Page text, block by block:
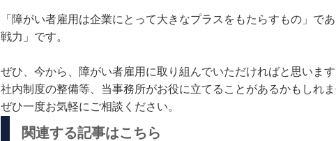
「障がい者雇用は企業にとって大きなプラスをもたらすもの」で
戦力」です。
ぜひ、今から、障がい者雇用に取り組んでいただければと思います
社内制度の整備等、当事務所がお役に立てることがあるかもしれま
ぜひ一度お気軽にご相談ください。
関連する記事はこちら